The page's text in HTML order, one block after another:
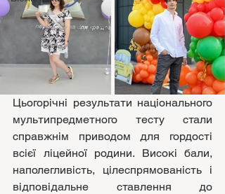
Цьогорічні результати національного
мультипредметного тесту стали
справжнім приводом для гордості
всієї ліцейної родини. Високі бали,
наполегливість, цілеспрямованість і
відповідальне ставлення до